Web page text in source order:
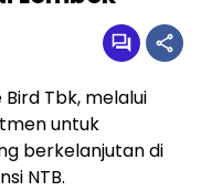
Tbk, melalui
untuk
berkelanjutan di
NTB.